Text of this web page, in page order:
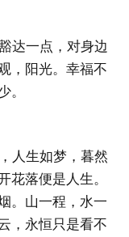
达一点，对身边
，阳光。幸福不
。
人生如梦，暮然
花落便是人生。
。山一程，水一
，永恒只是看不